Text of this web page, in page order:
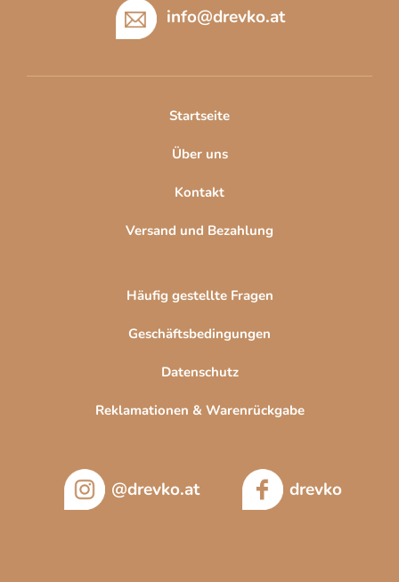
info@drevko.at
Startseite
Über uns
Kontakt
Versand und Bezahlung
Häufig gestellte Fragen
Geschäftsbedingungen
Datenschutz
Reklamationen & Warenrückgabe
@drevko.at drevko